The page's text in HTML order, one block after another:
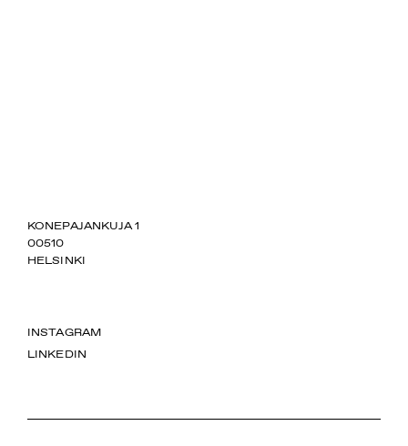
SUOMIAREENA
KONEPAJANKUJA 1
00510
HELSINKI
INSTAGRAM
LINKEDIN